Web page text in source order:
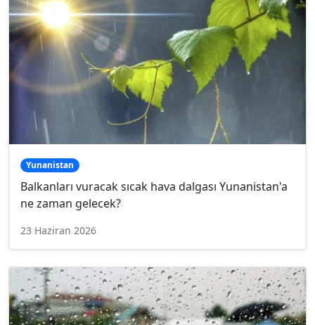
Yunanistan
Balkanları vuracak sıcak hava dalgası Yunanistan'a
ne zaman gelecek?
23 Haziran 2026